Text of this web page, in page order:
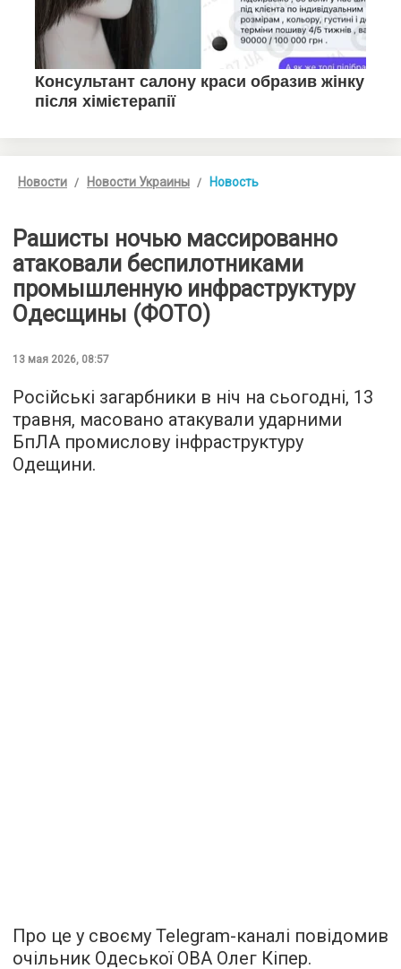
Новости Новости Украины Новость
Рашисты ночью массированно
атаковали беспилотниками
промышленную инфраструктуру
Одесщины (ФОТО)
13 мая 2026, 08:57
Російські загарбники в ніч на сьогодні, 13
травня, масовано атакували ударними
БпЛА промислову інфраструктуру
Одещини.
Про це у своєму Telegram-каналі повідомив
очільник Одеської ОВА Олег Кіпер.